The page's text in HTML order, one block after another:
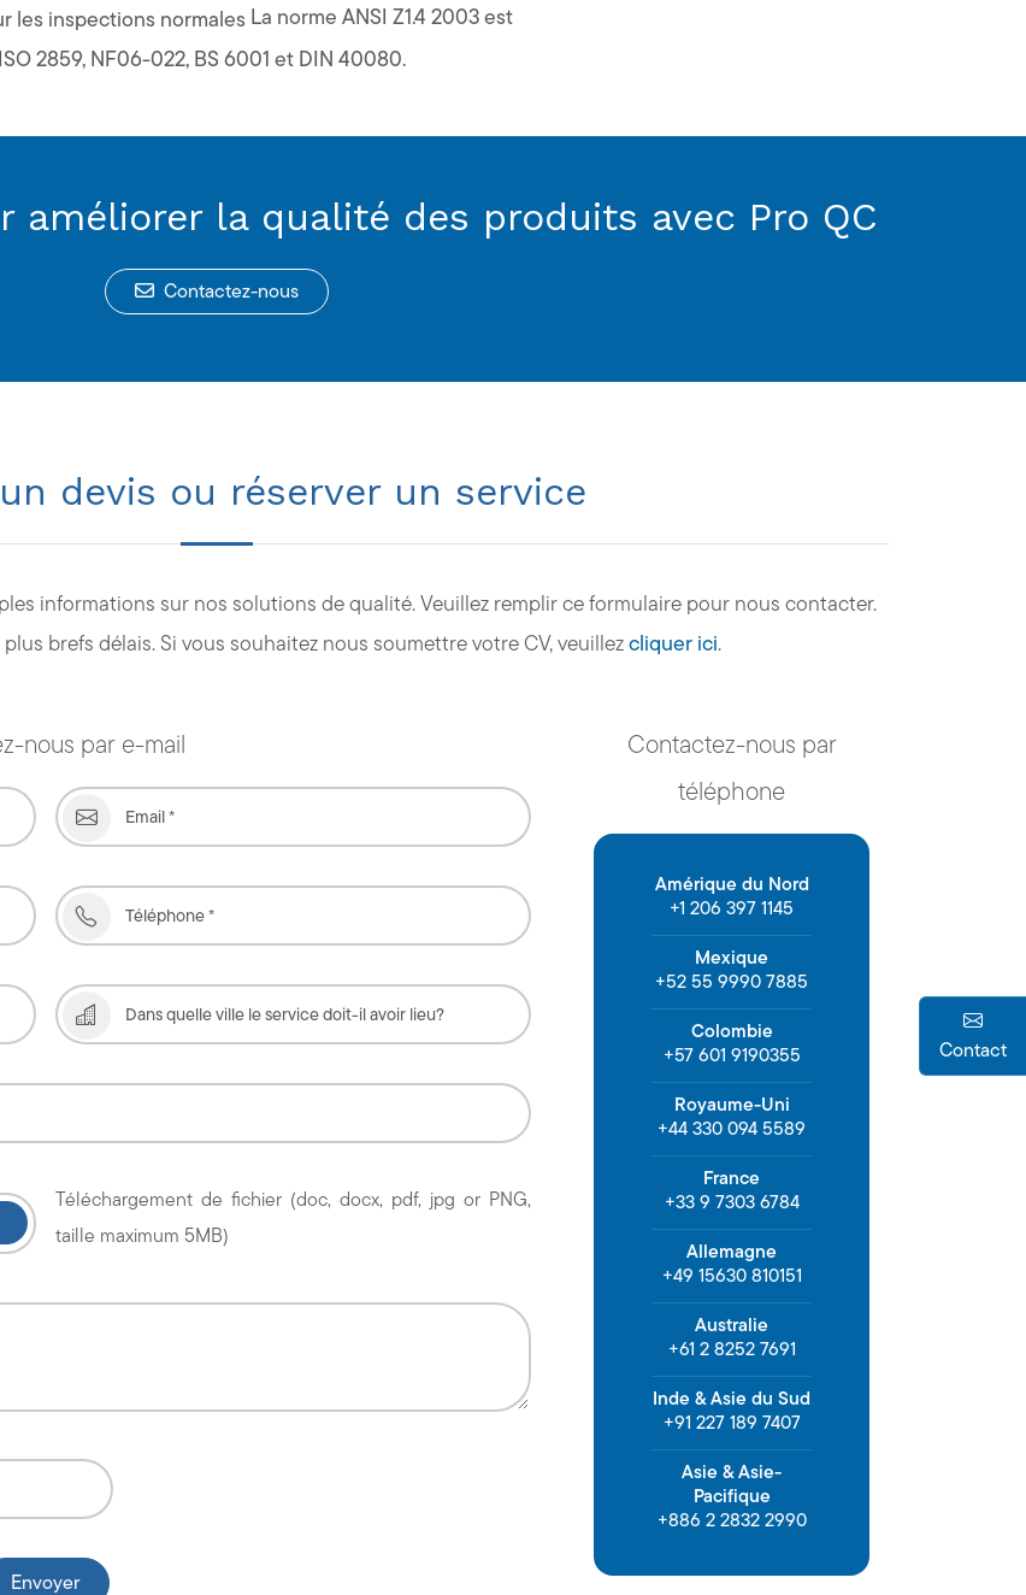
La norme ANSI Z1.4 2003 est
2859, NF06-022, BS 6001 et DIN 40080.
améliorer la qualité des produits avec Pro QC
Contactez-nous
devis ou réserver un service
informations sur nos solutions de qualité. Veuillez remplir ce formulaire pour nous contacter.
brefs délais. Si vous souhaitez nous soumettre votre CV, veuillezcliquer ici.
nous par e-mail
Téléchargement de fichier (doc, docx, pdf, jpg or PNG,
taille maximum 5MB)
Contactez-nous par
téléphone
Amérique du Nord
+1 206 397 1145
Mexique
+52 55 9990 7885
Colombie
+57 601 9190355
Royaume-Uni
+44 330 094 5589
France
+33 9 7303 6784
Allemagne
+49 15630 810151
Australie
+61 2 8252 7691
Inde & Asie du Sud
+91 227 189 7407
Asie & Asie-
Pacifique
+886 2 2832 2990
Contact